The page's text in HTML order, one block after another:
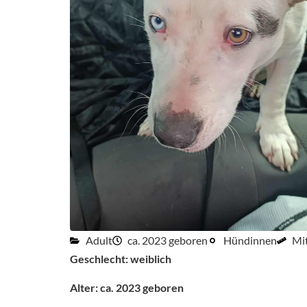
Adult ca. 2023 geboren Hündinnen
Geschlecht: weiblich
Alter: ca. 2023 geboren